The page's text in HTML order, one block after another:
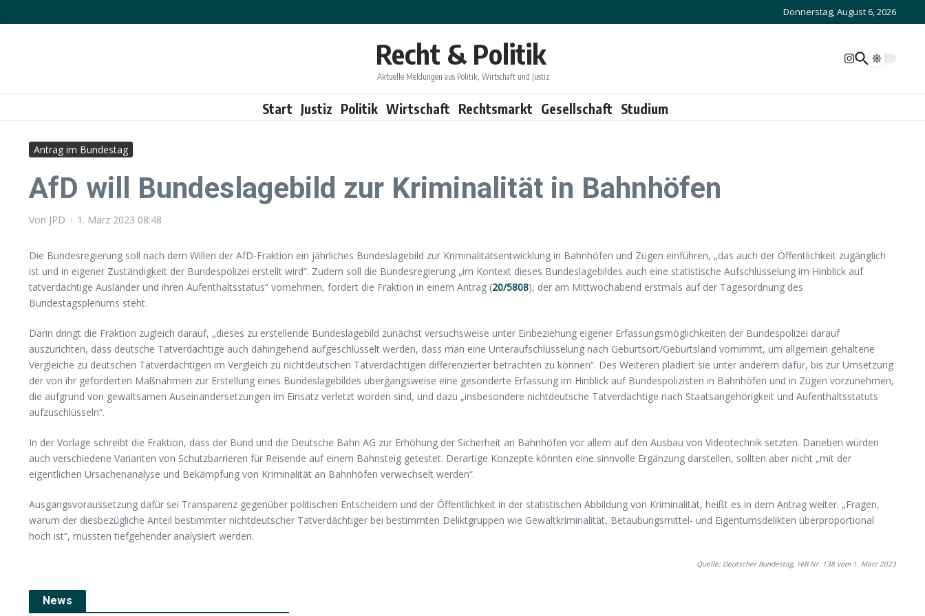
Donnerstag, August 6, 2026
Recht & Politik
Aktuelle Meldungen aus Politik, Wirtschaft und Justiz
Start Justiz Politik Wirtschaft Rechtsmarkt Gesellschaft Studium
Antrag im Bundestag
AfD will Bundeslagebild zur Kriminalität in Bahnhöfen
Von JPD 1. März 2023 08:48
Die Bundesregierung soll nach dem Willen der AfD-Fraktion ein jährliches Bundeslagebild zur Kriminalitätsentwicklung in Bahnhöfen und Zügen einführen, „das auch der Öffentlichkeit zugänglich
ist und in eigener Zuständigkeit der Bundespolizei erstellt wird“. Zudem soll die Bundesregierung „im Kontext dieses Bundeslagebildes auch eine statistische Aufschlüsselung im Hinblick auf
tatverdächtige Ausländer und ihren Aufenthaltsstatus“ vornehmen, fordert die Fraktion in einem Antrag (20/5808), der am Mittwochabend erstmals auf der Tagesordnung des
Bundestagsplenums steht.
Darin dringt die Fraktion zugleich darauf, „dieses zu erstellende Bundeslagebild zunächst versuchsweise unter Einbeziehung eigener Erfassungsmöglichkeiten der Bundespolizei darauf
auszurichten, dass deutsche Tatverdächtige auch dahingehend aufgeschlüsselt werden, dass man eine Unteraufschlüsselung nach Geburtsort/Geburtsland vornimmt, um allgemein gehaltene
Vergleiche zu deutschen Tatverdächtigen im Vergleich zu nichtdeutschen Tatverdächtigen differenzierter betrachten zu können“. Des Weiteren plädiert sie unter anderem dafür, bis zur Umsetzung
der von ihr geforderten Maßnahmen zur Erstellung eines Bundeslagebildes übergangsweise eine gesonderte Erfassung im Hinblick auf Bundespolizisten in Bahnhöfen und in Zügen vorzunehmen,
die aufgrund von gewaltsamen Auseinandersetzungen im Einsatz verletzt worden sind, und dazu „insbesondere nichtdeutsche Tatverdächtige nach Staatsangehörigkeit und Aufenthaltsstatuts
aufzuschlüsseln“.
In der Vorlage schreibt die Fraktion, dass der Bund und die Deutsche Bahn AG zur Erhöhung der Sicherheit an Bahnhöfen vor allem auf den Ausbau von Videotechnik setzten. Daneben würden
auch verschiedene Varianten von Schutzbarrieren für Reisende auf einem Bahnsteig getestet. Derartige Konzepte könnten eine sinnvolle Ergänzung darstellen, sollten aber nicht „mit der
eigentlichen Ursachenanalyse und Bekämpfung von Kriminalität an Bahnhöfen verwechselt werden“.
Ausgangsvoraussetzung dafür sei Transparenz gegenüber politischen Entscheidern und der Öffentlichkeit in der statistischen Abbildung von Kriminalität, heißt es in dem Antrag weiter. „Fragen,
warum der diesbezügliche Anteil bestimmter nichtdeutscher Tatverdächtiger bei bestimmten Deliktgruppen wie Gewaltkriminalität, Betäubungsmittel- und Eigentumsdelikten überproportional
hoch ist“, müssten tiefgehender analysiert werden.
Quelle: Deutscher Bundestag, HiB Nr. 138 vom 1. März 2023
News